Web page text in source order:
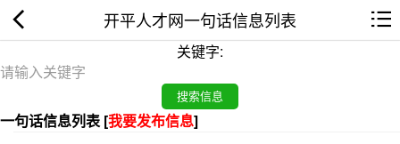
开平人才网一句话信息列表
关键字:
一句话信息列表 [我要发布信息]